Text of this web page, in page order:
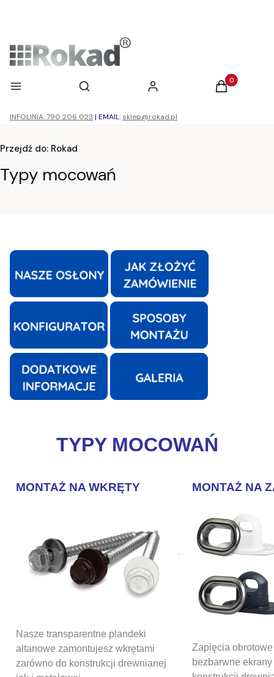
Menu Otwórz wyszukiwarkę
Szukaj Zaloguj się Produkty w
Koszyk
INFOLINIA: 790 206 023 | EMAIL: sklep@rokad.pl
Przejdź do: Rokad
Typy mocowań
TYPY MOCOWAŃ
MONTAŻ NA WKRĘTY
Nasze transparentne plandeki
altanowe zamontujesz wkrętami
zarówno do konstrukcji drewnianej
MONTAŻ NA
Zapięcia
bezbarwne